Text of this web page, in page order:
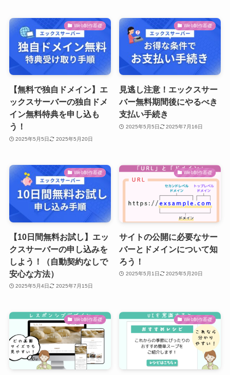
Web制作基礎
【無料で独自ドメイン】エ
ックスサーバーの独自ドメ
イン無料特典を申し込も
う！
2025年5月5日 2025年5月20日
Web制作基礎
見逃し注意！エックスサー
バー無料期間後にやるべき
支払い手続き
2025年5月5日 2025年7月16日
Web制作基礎
【10日間無料お試し】エッ
クスサーバーの申し込みを
しよう！（自動契約なしで
安心な方法）
2025年5月4日 2025年7月15日
Web制作基礎
サイトの公開に必要なサー
バーとドメインについて知
ろう！
2025年5月1日 2025年5月20日
Web制作基礎 Web制作基礎